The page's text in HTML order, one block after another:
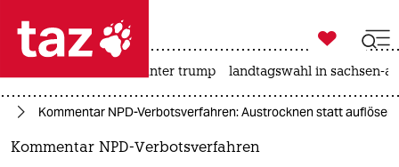
 taz zahl ich
taz zahl ich

taz zahl ich
usa unter trump landtagswahl in sachsen-
Kommentar NPD-Verbotsverfahren: Austrocknen statt auflösen
Kommentar NPD-Verbotsverfahren